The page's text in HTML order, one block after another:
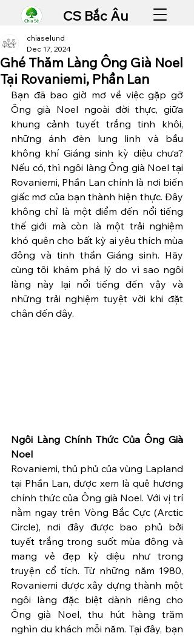
CS Bắc Âu
Ghé Thăm Làng Ông Già Noel
Tại Rovaniemi, Phần Lan
chiaselund
Dec 17, 2024
Bạn đã bao giờ mơ về việc gặp gỡ
Ông già Noel ngoài đời thực, giữa
khung cảnh tuyết trắng tinh khôi,
những ánh đèn lung linh và bầu
không khí Giáng sinh kỳ diệu chưa?
Nếu có, thì ngôi làng Ông già Noel tại
Rovaniemi, Phần Lan chính là nơi biến
giấc mơ của bạn thành hiện thực. Đây
không chỉ là một điểm đến nổi tiếng
thế giới mà còn là một trải nghiệm
khó quên cho bất kỳ ai yêu thích mùa
đông và tinh thần Giáng sinh. Hãy
cùng tôi khám phá lý do vì sao ngôi
làng này lại nổi tiếng đến vậy và
những trải nghiệm tuyệt vời khi đặt
chân đến đây.
Ngôi Làng Chính Thức Của Ông Già
Noel
Rovaniemi, thủ phủ của vùng Lapland
tại Phần Lan, được xem là quê hương
chính thức của Ông già Noel. Với vị trí
nằm ngay trên Vòng Bắc Cực (Arctic
Circle), nơi đây được bao phủ bởi
tuyết trắng trong suốt mùa đông và
mang vẻ đẹp kỳ diệu như trong
truyện cổ tích. Từ những năm 1980,
Rovaniemi được xây dựng thành một
ngôi làng đặc biệt dành riêng cho
Ông già Noel, thu hút hàng trăm
nghìn du khách mỗi năm. Tại đây, bạn